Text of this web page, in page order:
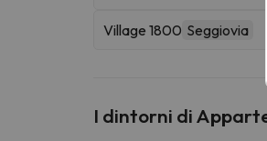
Village 1800 Seggiovia
I dintorni di